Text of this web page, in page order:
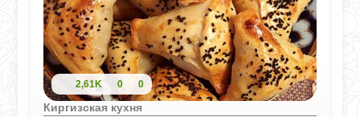
2,61K 0 0
Киргизская кухня